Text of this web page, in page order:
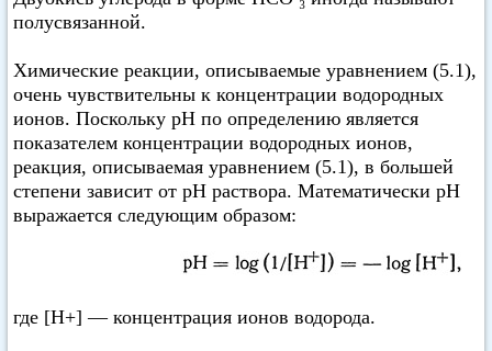
полусвязанной.
Химические реакции, описываемые уравнением (5.1),
очень чувствительны к концентрации водородных
ионов. Поскольку pH по определению является
показателем концентрации водородных ионов,
реакция, описываемая уравнением (5.1), в большей
степени зависит от pH раствора. Математически pH
выражается следующим образом:
где [Н+] — концентрация ионов водорода.